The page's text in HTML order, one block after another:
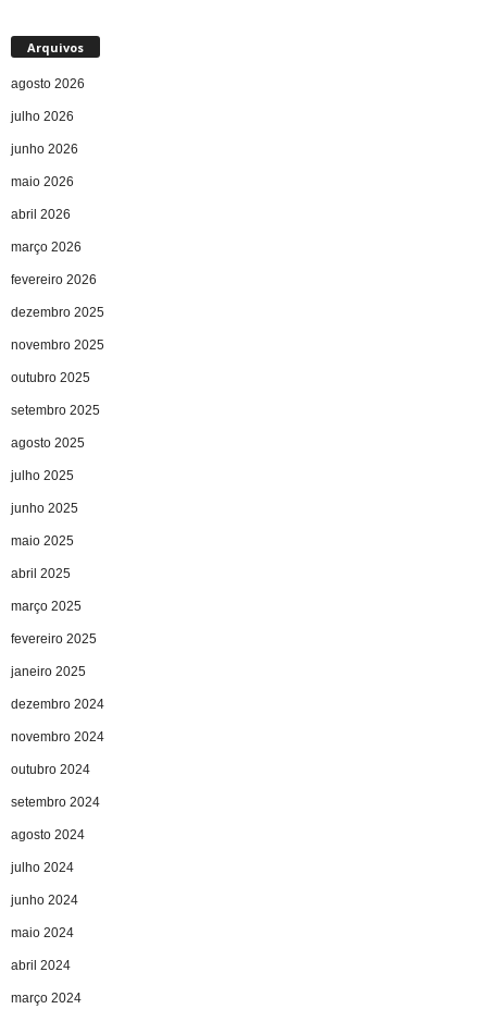
Arquivos
agosto 2026
julho 2026
junho 2026
maio 2026
abril 2026
março 2026
fevereiro 2026
dezembro 2025
novembro 2025
outubro 2025
setembro 2025
agosto 2025
julho 2025
junho 2025
maio 2025
abril 2025
março 2025
fevereiro 2025
janeiro 2025
dezembro 2024
novembro 2024
outubro 2024
setembro 2024
agosto 2024
julho 2024
junho 2024
maio 2024
abril 2024
março 2024